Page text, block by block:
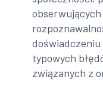
typowych
związanych z